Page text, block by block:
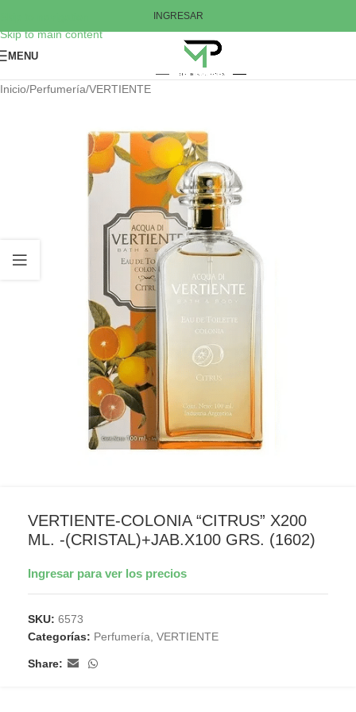
Skip to main content
INGRESAR
MENU
Inicio/Perfumería/VERTIENTE
VERTIENTE-COLONIA “CITRUS” X200
ML. -(CRISTAL)+JAB.X100 GRS. (1602)
Ingresar para ver los precios
SKU: 6573
Categorías: Perfumería VERTIENTE
Share: